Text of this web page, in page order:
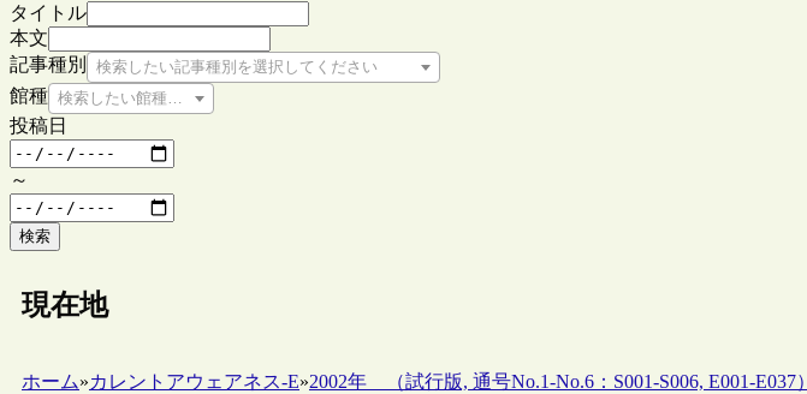
タイトル
本文
記事種別
検索したい記事種別を選択してください
館種 検索したい館種を選択してください
投稿日
～
検索
現在地
ホーム»カレントアウェアネス-E»2002年 （試行版, 通号No.1-No.6：S001-S006, E001-E037）